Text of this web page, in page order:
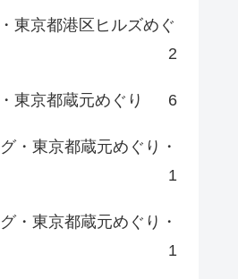
東京都港区ヒルズめぐ
2
東京都蔵元めぐり 6
・東京都蔵元めぐり・
1
・東京都蔵元めぐり・
1